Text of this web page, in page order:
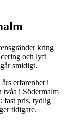
kring
och lyft
smidigt.
erfarenhet i
tvåa i Södermalm
fast pris, tydlig
tidigare.